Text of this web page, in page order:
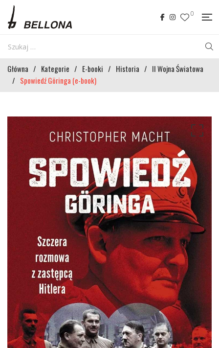
0
Główna / Kategorie / E-booki / Historia / II Wojna Światowa
/ Spowiedź Göringa (e-book)